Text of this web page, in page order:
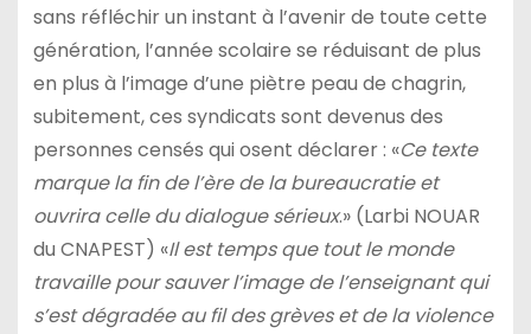
sans réfléchir un instant à l’avenir de toute cette
génération, l’année scolaire se réduisant de plus
en plus à l’image d’une piètre peau de chagrin,
subitement, ces syndicats sont devenus des
personnes censés qui osent déclarer : «Ce texte
marque la fin de l’ère de la bureaucratie et
ouvrira celle du dialogue sérieux.» (Larbi NOUAR
du CNAPEST) «Il est temps que tout le monde
travaille pour sauver l’image de l’enseignant qui
s’est dégradée au fil des grèves et de la violence